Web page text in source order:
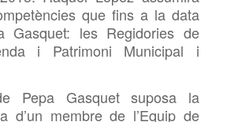
que fins a la data
Gasquet: les Regidories de
i Patrimoni Municipal i
Pepa Gasquet suposa la
d’un membre de l’Equip de